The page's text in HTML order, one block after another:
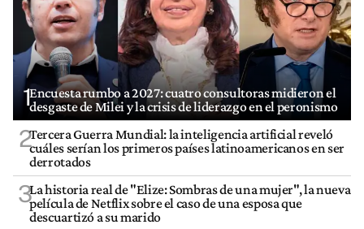
1Encuesta rumbo a 2027: cuatro consultoras midieron el
desgaste de Milei y la crisis de liderazgo en el peronismo
2Tercera Guerra Mundial: la inteligencia artificial reveló
cuáles serían los primeros países latinoamericanos en ser
derrotados
3La historia real de "Elize: Sombras de una mujer", la nueva
película de Netflix sobre el caso de una esposa que
descuartizó a su marido